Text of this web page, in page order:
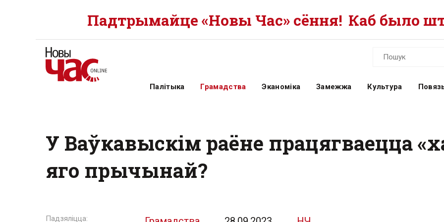
Падтрымайце «Новы Час» сёння! Каб было
Палітыка Грамадства Эканоміка Замежжа Культура
У Ваўкавыскім раёне працягваецца
яго прычынай?